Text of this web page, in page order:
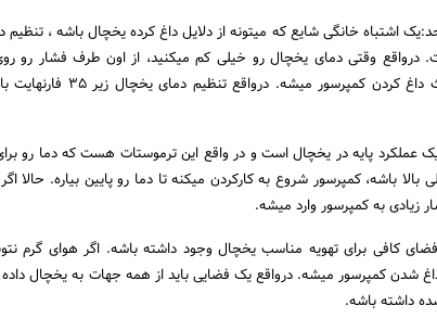
اشتباه خانگی شایع که میتونه از دلایل داغ کرده یخچال باشه ، تنظیم
درواقع وقتی دمای یخچال رو خیلی کم میکنید، از اون طرف فشار رو
بیشتر میکنید که این موضوع باعث داغ کردن
عملکرد پایه در یخچال است و در واقع این ترموستات هست که دما رو
باشه، کمپرسور شروع به کارکردن میکنه تا دما رو پایین بیاره. حالا
زیادی به کمپرسور وارد میشه.
کافی برای تهویه مناسب یخچال وجود داشته باشه. اگر هوای گرم
شدن کمپرسور میشه. درواقع یک فضایی باید از همه جهات به یخچال
داشته باشه.